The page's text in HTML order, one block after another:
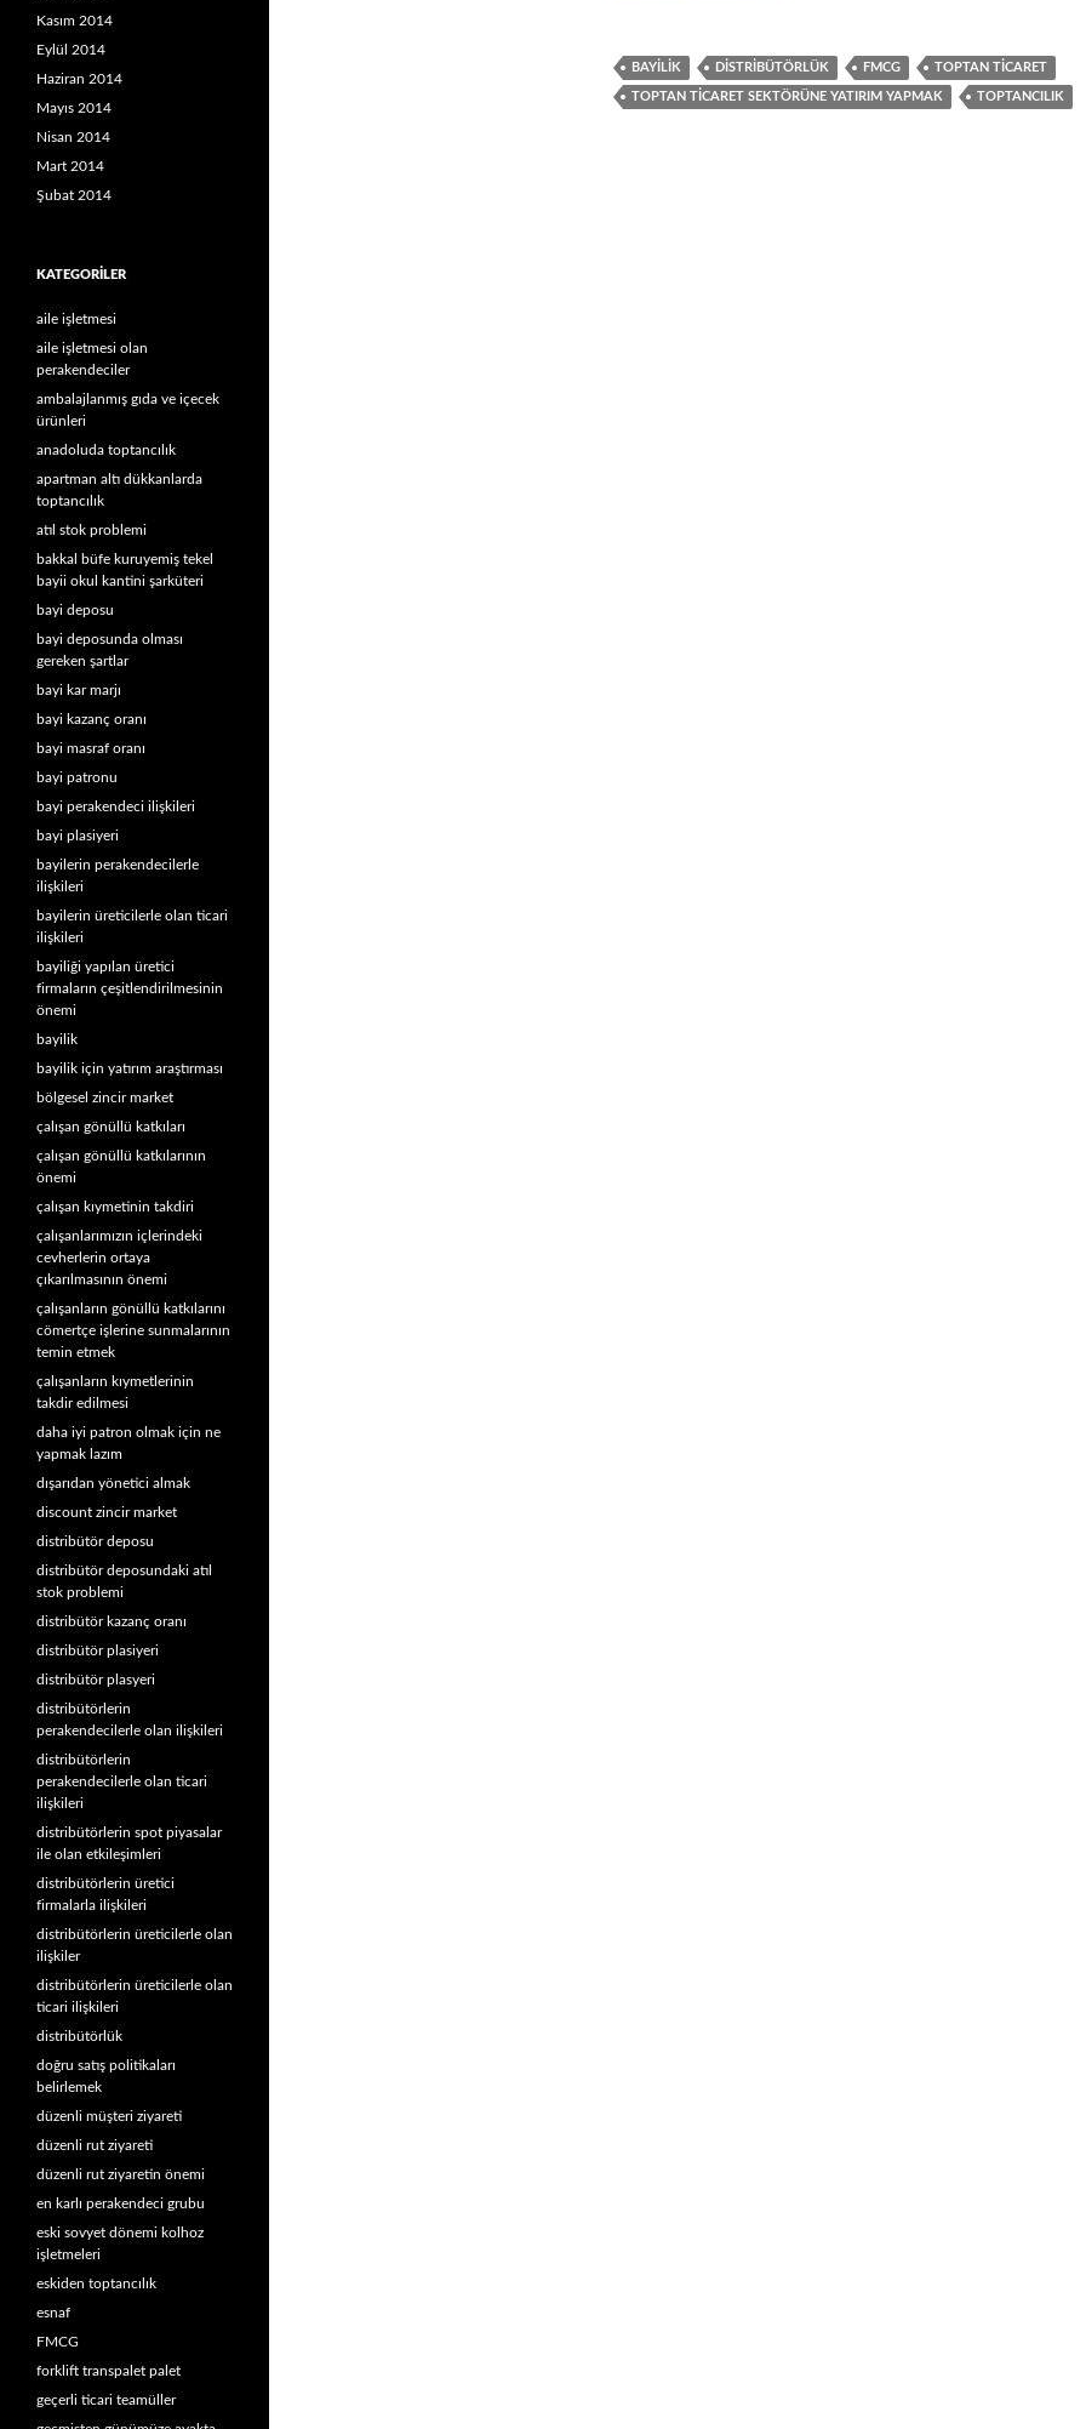
BAYILIK DISTRIBÜTÖRLÜK FMCG TOPTAN TICARET
TOPTAN TICARET SEKTÖRÜNE YATIRIM YAPMAK TOPTANCILIK
Kasım 2014
Eylül 2014
Haziran 2014
Mayıs 2014
Nisan 2014
Mart 2014
Şubat 2014
KATEGORILER
aile işletmesi
aile işletmesi olan
perakendeciler
ambalajlanmış gıda ve içecek
ürünleri
anadoluda toptancılık
apartman altı dükkanlarda
toptancılık
atıl stok problemi
bakkal büfe kuruyemiş tekel
bayii okul kantini şarküteri
bayi deposu
bayi deposunda olması
gereken şartlar
bayi kar marjı
bayi kazanç oranı
bayi masraf oranı
bayi patronu
bayi perakendeci ilişkileri
bayi plasiyeri
bayilerin perakendecilerle
ilişkileri
bayilerin üreticilerle olan ticari
ilişkileri
bayiliği yapılan üretici
firmaların çeşitlendirilmesinin
önemi
bayilik
bayilik için yatırım araştırması
bölgesel zincir market
çalışan gönüllü katkıları
çalışan gönüllü katkılarının
önemi
çalışan kıymetinin takdiri
çalışanlarımızın içlerindeki
cevherlerin ortaya
çıkarılmasının önemi
çalışanların gönüllü katkılarını
cömertçe işlerine sunmalarının
temin etmek
çalışanların kıymetlerinin
takdir edilmesi
daha iyi patron olmak için ne
yapmak lazım
dışarıdan yönetici almak
discount zincir market
distribütör deposu
distribütör deposundaki atıl
stok problemi
distribütör kazanç oranı
distribütör plasiyeri
distribütör plasyeri
distribütörlerin
perakendecilerle olan ilişkileri
distribütörlerin
perakendecilerle olan ticari
ilişkileri
distribütörlerin spot piyasalar
ile olan etkileşimleri
distribütörlerin üretici
firmalarla ilişkileri
distribütörlerin üreticilerle olan
ilişkiler
distribütörlerin üreticilerle olan
ticari ilişkileri
distribütörlük
doğru satış politikaları
belirlemek
düzenli müşteri ziyareti
düzenli rut ziyareti
düzenli rut ziyaretin önemi
en karlı perakendeci grubu
eski sovyet dönemi kolhoz
işletmeleri
eskiden toptancılık
esnaf
FMCG
forklift transpalet palet
geçerli ticari teamüller